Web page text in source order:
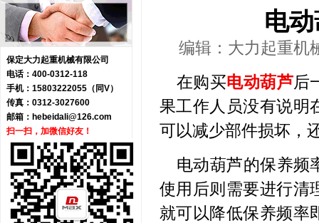
保定大力起重机械有限公司
电话：400-0312-118
手机：15803222055（同V）
传真：0312-3027600
邮箱： hebeidali@126.com
扫一扫，加微信好友！
电
编辑：大力起重
在购买电动葫芦后
果工作人员没有说明
可以减少部件损坏，
电动葫芦的保养频
使用后则需要进行清
就可以降低保养频率